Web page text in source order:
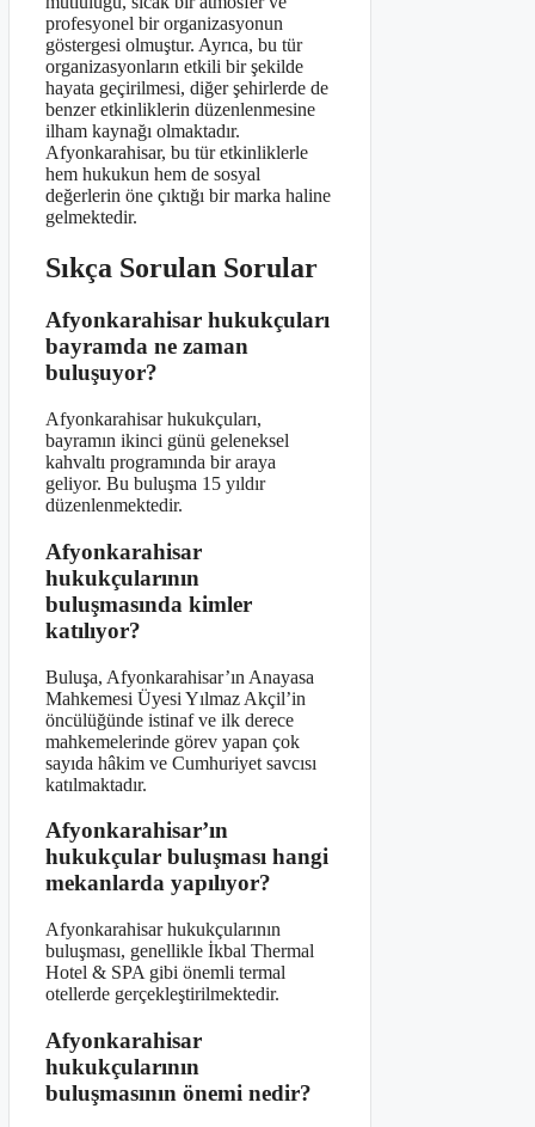
profesyonel bir organizasyonun
göstergesi olmuştur. Ayrıca, bu tür
organizasyonların etkili bir şekilde
hayata geçirilmesi, diğer şehirlerde de
benzer etkinliklerin düzenlenmesine
ilham kaynağı olmaktadır.
Afyonkarahisar, bu tür etkinliklerle
hem hukukun hem de sosyal
değerlerin öne çıktığı bir marka haline
gelmektedir.
Sıkça Sorulan Sorular
Afyonkarahisar hukukçuları
bayramda ne zaman
buluşuyor?
Afyonkarahisar hukukçuları,
bayramın ikinci günü geleneksel
kahvaltı programında bir araya
geliyor. Bu buluşma 15 yıldır
düzenlenmektedir.
Afyonkarahisar
hukukçularının
buluşmasında kimler
katılıyor?
Buluşa, Afyonkarahisar’ın Anayasa
Mahkemesi Üyesi Yılmaz Akçil’in
öncülüğünde istinaf ve ilk derece
mahkemelerinde görev yapan çok
sayıda hâkim ve Cumhuriyet savcısı
katılmaktadır.
Afyonkarahisar’ın
hukukçular buluşması hangi
mekanlarda yapılıyor?
Afyonkarahisar hukukçularının
buluşması, genellikle İkbal Thermal
Hotel & SPA gibi önemli termal
otellerde gerçekleştirilmektedir.
Afyonkarahisar
hukukçularının
buluşmasının önemi nedir?